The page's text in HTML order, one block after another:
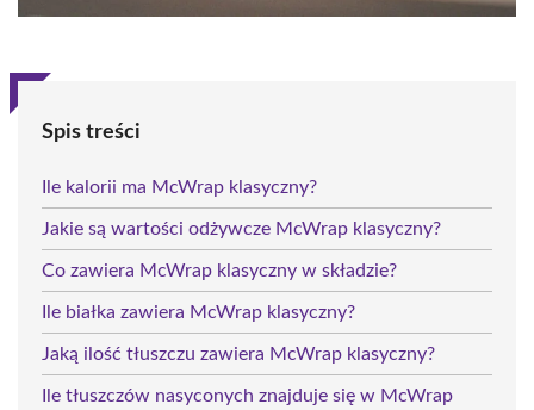
Spis treści
Ile kalorii ma McWrap klasyczny?
Jakie są wartości odżywcze McWrap klasyczny?
Co zawiera McWrap klasyczny w składzie?
Ile białka zawiera McWrap klasyczny?
Jaką ilość tłuszczu zawiera McWrap klasyczny?
Ile tłuszczów nasyconych znajduje się w McWrap